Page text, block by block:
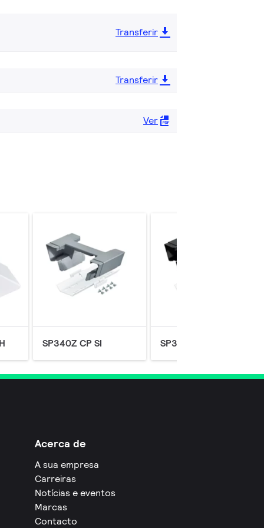
Transferir
Transferir
Ver
SP340Z CP SI SP340Z CP BK
Acerca de
A sua empresa
Carreiras
Notícias e eventos
Marcas
Contacto